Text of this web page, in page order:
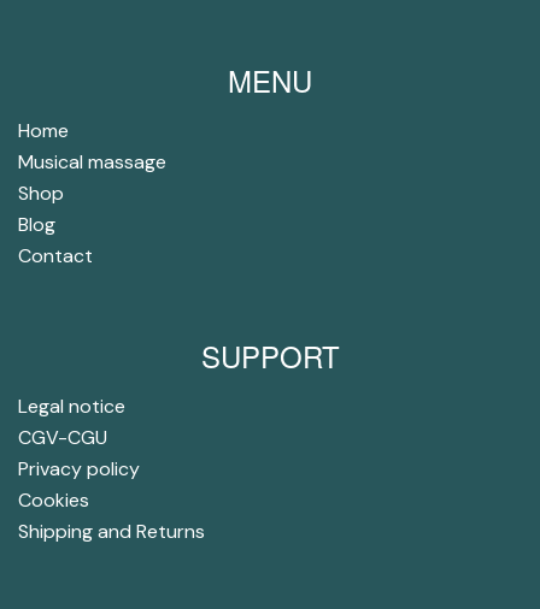
MENU
Home
Musical massage
Shop
Blog
Contact
SUPPORT
Legal notice
CGV-CGU
Privacy policy
Cookies
Shipping and Returns